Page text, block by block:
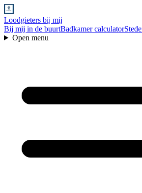
Loodgieters bij mij
Bij mij in de buurtBadkamer calculator
Open menu